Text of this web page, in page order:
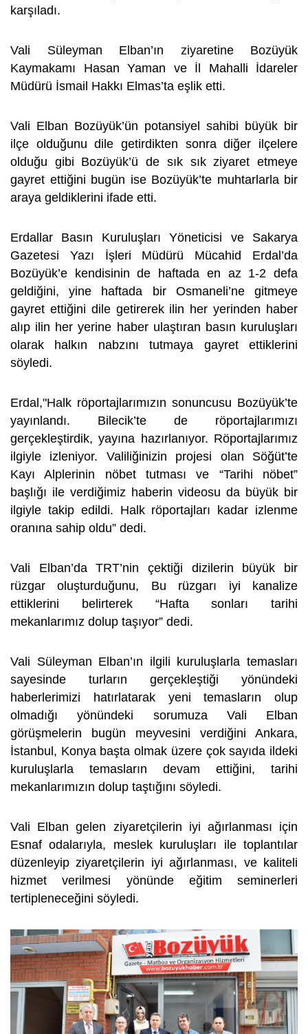
karşıladı.
Vali Süleyman Elban’ın ziyaretine Bozüyük
Kaymakamı Hasan Yaman ve İl Mahalli İdareler
Müdürü İsmail Hakkı Elmas’ta eşlik etti.
Vali Elban Bozüyük’ün potansiyel sahibi büyük bir
ilçe olduğunu dile getirdikten sonra diğer ilçelere
olduğu gibi Bozüyük’ü de sık sık ziyaret etmeye
gayret ettiğini bugün ise Bozüyük’te muhtarlarla bir
araya geldiklerini ifade etti.
Erdallar Basın Kuruluşları Yöneticisi ve Sakarya
Gazetesi Yazı İşleri Müdürü Mücahid Erdal’da
Bozüyük’e kendisinin de haftada en az 1-2 defa
geldiğini, yine haftada bir Osmaneli’ne gitmeye
gayret ettiğini dile getirerek ilin her yerinden haber
alıp ilin her yerine haber ulaştıran basın kuruluşları
olarak halkın nabzını tutmaya gayret ettiklerini
söyledi.
Erdal,"Halk röportajlarımızın sonuncusu Bozüyük’te
yayınlandı. Bilecik’te de röportajlarımızı
gerçekleştirdik, yayına hazırlanıyor. Röportajlarımız
ilgiyle izleniyor. Valiliğinizin projesi olan Söğüt’te
Kayı Alplerinin nöbet tutması ve “Tarihi nöbet”
başlığı ile verdiğimiz haberin videosu da büyük bir
ilgiyle takip edildi. Halk röportajları kadar izlenme
oranına sahip oldu” dedi.
Vali Elban’da TRT’nin çektiği dizilerin büyük bir
rüzgar oluşturduğunu, Bu rüzgarı iyi kanalize
ettiklerini belirterek “Hafta sonları tarihi
mekanlarımız dolup taşıyor” dedi.
Vali Süleyman Elban’ın ilgili kuruluşlarla temasları
sayesinde turların gerçekleştiği yönündeki
haberlerimizi hatırlatarak yeni temasların olup
olmadığı yönündeki sorumuza Vali Elban
görüşmelerin bugün meyvesini verdiğini Ankara,
İstanbul, Konya başta olmak üzere çok sayıda ildeki
kuruluşlarla temasların devam ettiğini, tarihi
mekanlarımızın dolup taştığını söyledi.
Vali Elban gelen ziyaretçilerin iyi ağırlanması için
Esnaf odalarıyla, meslek kuruluşları ile toplantılar
düzenleyip ziyaretçilerin iyi ağırlanması, ve kaliteli
hizmet verilmesi yönünde eğitim seminerleri
tertipleneceğini söyledi.